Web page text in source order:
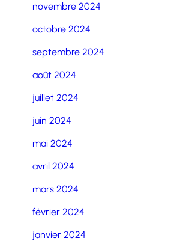
novembre 2024
octobre 2024
septembre 2024
août 2024
juillet 2024
juin 2024
mai 2024
avril 2024
mars 2024
février 2024
janvier 2024